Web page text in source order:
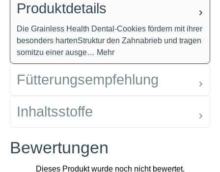
Produktdetails
Die Grainless Health Dental-Cookies fördern mit ihrer
besonders hartenStruktur den Zahnabrieb und tragen
somitzu einer ausge… Mehr
Fütterungsempfehlung
Inhaltsstoffe
Bewertungen